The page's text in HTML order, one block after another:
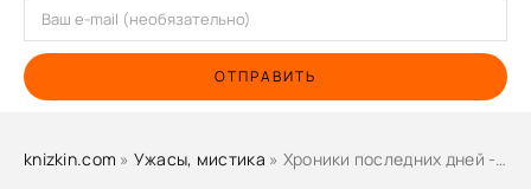
ОТПРАВИТЬ
knizkin.com » Ужасы, мистика » Хроники последних дней - Катя Михалина